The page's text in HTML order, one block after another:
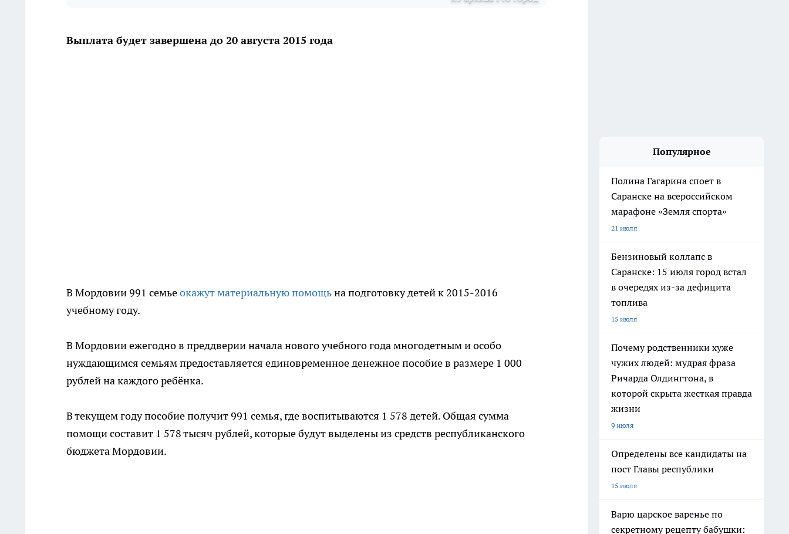
Выплата будет завершена до 20 августа 2015 года
В Мордовии 991 семьеокажут материальную помощьна подготовку детей к 2015-2016
учебному году.
В Мордовии ежегодно в преддверии начала нового учебного года многодетным и особо
нуждающимся семьям предоставляется единовременное денежное пособие в размере 1 000
рублей на каждого ребёнка.
В текущем году пособие получит 991 семья, где воспитываются 1 578 детей. Общая сумма
помощи составит 1 578 тысяч рублей, которые будут выделены из средств республиканского
бюджета Мордовии.
Популярное
Полина Гагарина споет в
Саранске на всероссийском
марафоне «Земля спорта»
21 июля
Бензиновый коллапс в
Саранске: 15 июля город встал
в очередях из-за дефицита
топлива
15 июля
Почему родственники хуже
чужих людей: мудрая фраза
Ричарда Олдингтона, в
которой скрыта жесткая правда
жизни
9 июля
Определены все кандидаты на
пост Главы республики
15 июля
Варю царское варенье по
секретному рецепту бабушки: